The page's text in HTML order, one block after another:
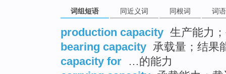
词组短语 同近义词 同根词 词
production capacity 生产能力
bearing capacity 承载量；结果
capacity for
…的能力